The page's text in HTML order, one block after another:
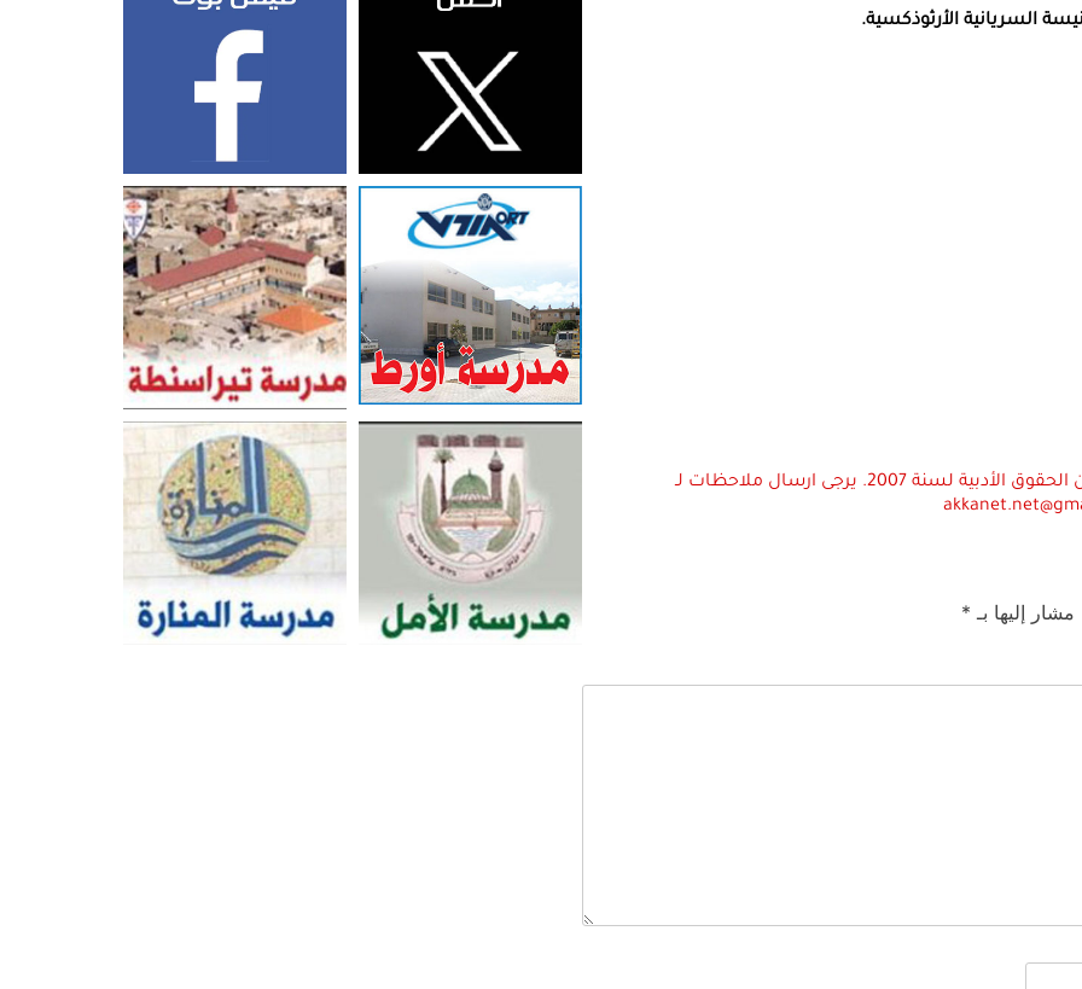
استعمال المضامين بموجب بند 27 أ لقانون الحقوق الأدبية لسنة 2007. يرجى ارسال ملاحظات لـ
مشار إليها بـ *